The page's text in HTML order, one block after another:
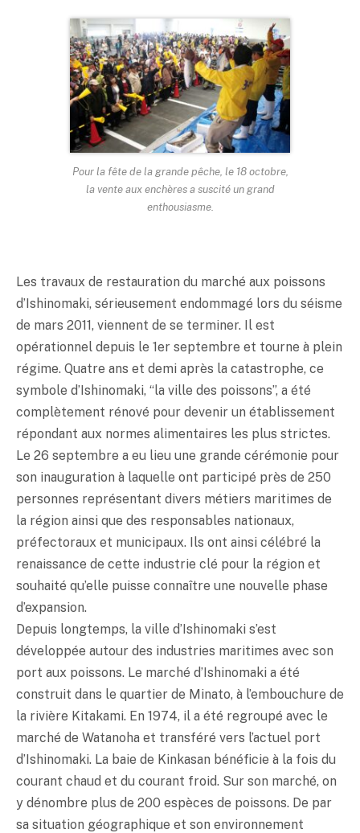
Pour la fête de la grande pêche, le 18 octobre,
la vente aux enchères a suscité un grand
enthousiasme.
Les travaux de restauration du marché aux poissons
d’Ishinomaki, sérieusement endommagé lors du séisme
de mars 2011, viennent de se terminer. Il est
opérationnel depuis le 1er septembre et tourne à plein
régime. Quatre ans et demi après la catastrophe, ce
symbole d’Ishinomaki, “la ville des poissons”, a été
complètement rénové pour devenir un établissement
répondant aux normes alimentaires les plus strictes.
Le 26 septembre a eu lieu une grande cérémonie pour
son inauguration à laquelle ont participé près de 250
personnes représentant divers métiers maritimes de
la région ainsi que des responsables nationaux,
préfectoraux et municipaux. Ils ont ainsi célébré la
renaissance de cette industrie clé pour la région et
souhaité qu’elle puisse connaître une nouvelle phase
d’expansion.
Depuis longtemps, la ville d’Ishinomaki s’est
développée autour des industries maritimes avec son
port aux poissons. Le marché d’Ishinomaki a été
construit dans le quartier de Minato, à l’embouchure de
la rivière Kitakami. En 1974, il a été regroupé avec le
marché de Watanoha et transféré vers l’actuel port
d’Ishinomaki. La baie de Kinkasan bénéficie à la fois du
courant chaud et du courant froid. Sur son marché, on
y dénombre plus de 200 espèces de poissons. De par
sa situation géographique et son environnement